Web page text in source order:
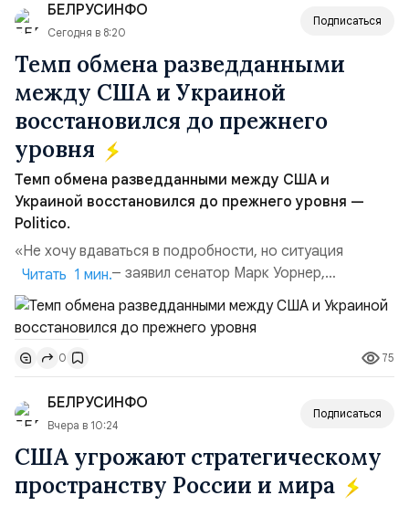
поглощений. Крупнейшей ...
БЕЛРУСИНФО
Сегодня в 8:20
Подписаться
Темп обмена разведданными
между США и Украиной
восстановился до прежнего
уровня
Темп обмена разведданными между США и
Украиной восстановился до прежнего уровня —
Politico.
«Не хочу вдаваться в подробности, но ситуация
улучшилась», — заявил сенатор Марк Уорнер,
высокопоставленный член комитета по разведке,
добавив, что использование Украиной беспилотников и
ракет большой дальности позволило ей наносить
удары вглубь российской территории и укрепило её
позиции.Сотрудничество со стороны США стало
ключом к позитивному пов...
Читать 1 мин.
0 75
БЕЛРУСИНФО
Вчера в 10:24
Подписаться
США угрожают стратегическому
пространству России и мира